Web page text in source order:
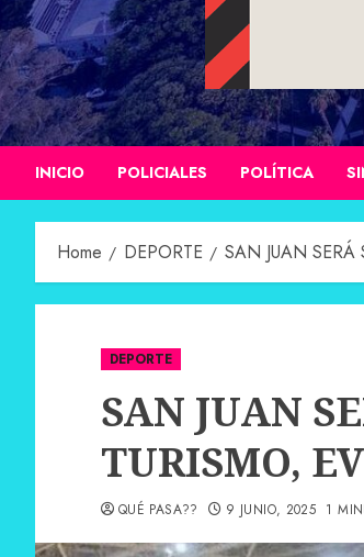
INICIO POLICIALES POLÍTICA
Home DEPORTE SAN JUAN SERÁ
DEPORTE
SAN JUAN
TURISMO,
QUÉ PASA?? 9 JUNIO, 2025 1